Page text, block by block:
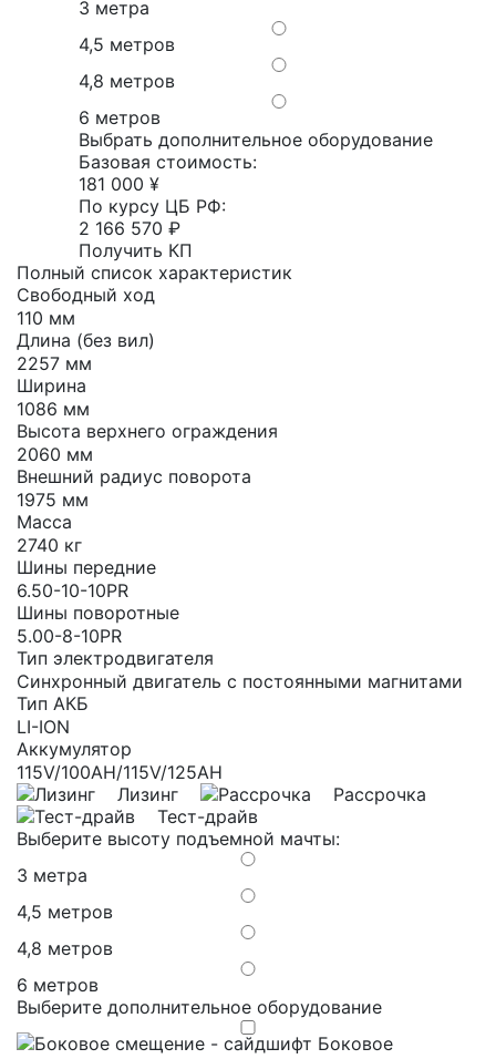
3 метра
4,5 метров
4,8 метров
6 метров
Выбрать дополнительное оборудование
Базовая стоимость:
181 000 ¥
По курсу ЦБ РФ:
2 166 570 ₽
Получить КП
Полный список характеристик
Свободный ход
110 мм
Длина (без вил)
2257 мм
Ширина
1086 мм
Высота верхнего ограждения
2060 мм
Внешний радиус поворота
1975 мм
Масса
2740 кг
Шины передние
6.50-10-10PR
Шины поворотные
5.00-8-10PR
Тип электродвигателя
Синхронный двигатель с постоянными магнитами
Тип АКБ
LI-ION
Аккумулятор
115V/100AH/115V/125AH
Лизинг
Рассрочка
Тест-драйв
Выберите высоту подъемной мачты:
3 метра
4,5 метров
4,8 метров
6 метров
Выберите дополнительное оборудование
Боковое